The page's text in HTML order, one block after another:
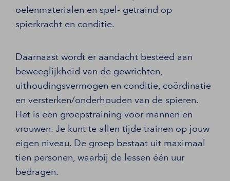
oefenmaterialen en spel- getraind op
spierkracht en conditie.
Daarnaast wordt er aandacht besteed aan
beweeglijkheid van de gewrichten,
uithoudingsvermogen en conditie, coördinatie
en versterken/onderhouden van de spieren.
Het is een groepstraining voor mannen en
vrouwen. Je kunt te allen tijde trainen op jouw
eigen niveau. De groep bestaat uit maximaal
tien personen, waarbij de lessen één uur
bedragen.